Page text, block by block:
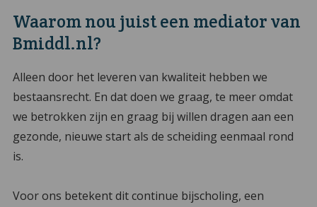
Waarom nou juist een mediator van
Bmiddl.nl?
Alleen door het leveren van kwaliteit hebben we
bestaansrecht. En dat doen we graag, te meer omdat
we betrokken zijn en graag bij willen dragen aan een
gezonde, nieuwe start als de scheiding eenmaal rond
is.
Voor ons betekent dit continue bijscholing, een